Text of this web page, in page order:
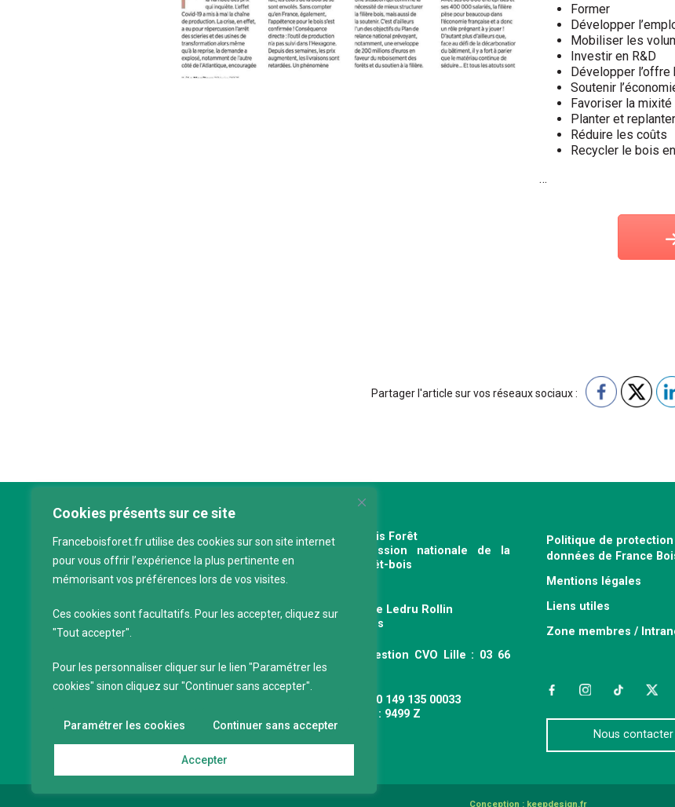
Cookies présents sur ce site
Franceboisforet.fr utilise des cookies sur son site internet
pour vous offrir l’expérience la plus pertinente en
mémorisant vos préférences lors de vos visites.
Ces cookies sont facultatifs. Pour les accepter, cliquez sur
"Tout accepter".
Pour les personnaliser cliquer sur le lien "Paramétrer les
cookies" sinon cliquez sur "Continuer sans accepter".
Paramétrer les cookies Continuer sans accepter
Accepter
Former
Développer
Mobiliser les
Investir en R&D
Développer
Soutenir
Favoriser la
Planter et replanter
Réduire les coûts
Recycler le bois
…
Partager l'article sur vos réseaux sociaux :
France Bois Forêt
Interprofession nationale de la
filière forêt-bois
120 avenue Ledru Rollin
75011 Paris
Service gestion CVO Lille : 03 66
88 39 63
SIRET : 490 149 135 00033
Code APE : 9499 Z
Politique de
données de France
Mentions légales
Liens utiles
Zone membres /
FacebookInstagramTikTok
Nous contacter
Conception : keepdesign.fr